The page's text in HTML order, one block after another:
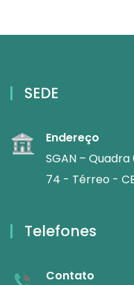
SEDE
Endereço
SGAN – Quadra
74 - Térreo -
Telefones
Contato